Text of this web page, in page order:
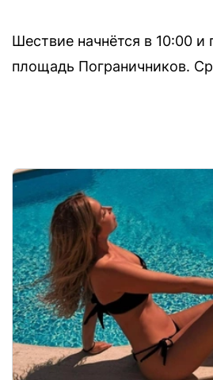
Шествие начнётся в 10:00
площадь Пограничников.